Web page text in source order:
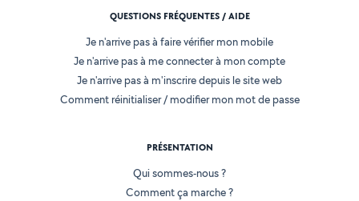
QUESTIONS FRÉQUENTES / AIDE
Je n'arrive pas à faire vérifier mon mobile
Je n'arrive pas à me connecter à mon compte
Je n'arrive pas à m'inscrire depuis le site web
Comment réinitialiser / modifier mon mot de passe
PRÉSENTATION
Qui sommes-nous ?
Comment ça marche ?